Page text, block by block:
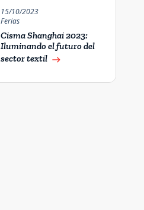
15/10/2023
Ferias
Cisma Shanghai 2023:
Iluminando el futuro del
sector textil east